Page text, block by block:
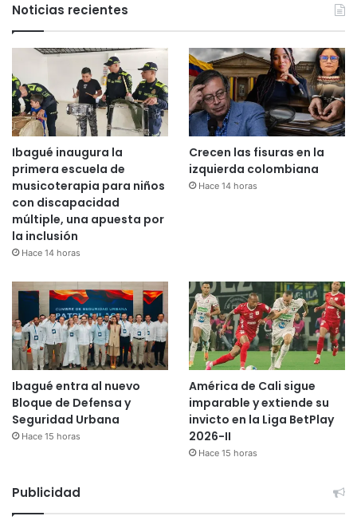
Noticias recientes
Ibagué inaugura la
primera escuela de
musicoterapia para niños
con discapacidad
múltiple, una apuesta por
la inclusión
Hace 14 horas
Crecen las fisuras en la
izquierda colombiana
Hace 14 horas
Ibagué entra al nuevo
Bloque de Defensa y
Seguridad Urbana
Hace 15 horas
América de Cali sigue
imparable y extiende su
invicto en la Liga BetPlay
2026-II
Hace 15 horas
Publicidad